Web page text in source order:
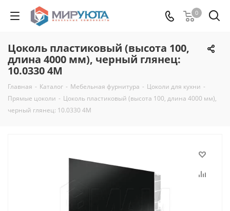
0
Цоколь пластиковый (высота 100,
длина 4000 мм), черный глянец:
10.0330 4M
Главная - Каталог - Мебельная фурнитура - Цоколи для кухни -
Прямые цоколи - Цоколь пластиковый (высота 100, длина 4000 мм),
черный глянец: 10.0330 4M